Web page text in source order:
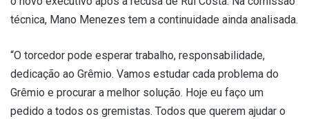
técnica, Mano Menezes tem a continuidade ainda analisada.
“O torcedor pode esperar trabalho, responsabilidade,
dedicação ao Grêmio. Vamos estudar cada problema do
Grêmio e procurar a melhor solução. Hoje eu faço um
pedido a todos os gremistas. Todos que querem ajudar o